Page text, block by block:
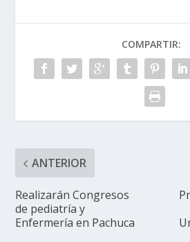
COMPARTIR:
ANTERIOR
Realizarán Congresos
de pediatría y
Enfermería en Pachuca